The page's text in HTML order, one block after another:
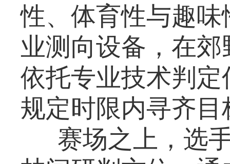
性、体育性与趣
业测向设备，在
依托专业技术判
规定时限内寻齐
赛场之上，选